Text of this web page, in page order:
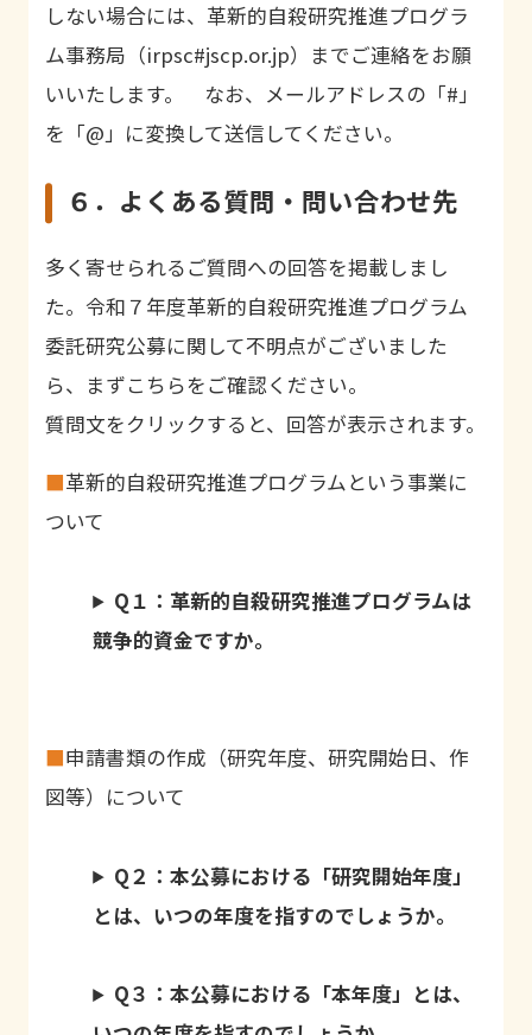
しない場合には、革新的自殺研究推進プログラ
ム事務局（irpsc#jscp.or.jp）までご連絡をお願
いいたします。 なお、メールアドレスの「#」
を「@」に変換して送信してください。
６．よくある質問・問い合わせ先
多く寄せられるご質問への回答を掲載しまし
た。令和７年度革新的自殺研究推進プログラム
委託研究公募に関して不明点がございました
ら、まずこちらをご確認ください。
質問文をクリックすると、回答が表示されます。
■革新的自殺研究推進プログラムという事業に
ついて
Q１：革新的自殺研究推進プログラムは
競争的資金ですか。
■申請書類の作成（研究年度、研究開始日、作
図等）について
Q２：本公募における「研究開始年度」
とは、いつの年度を指すのでしょうか。
Q３：本公募における「本年度」とは、